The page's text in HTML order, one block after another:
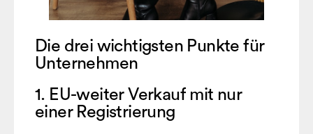
Die drei wichtigsten Punkte für
Unternehmen
1. EU-weiter Verkauf mit nur
einer Registrierung